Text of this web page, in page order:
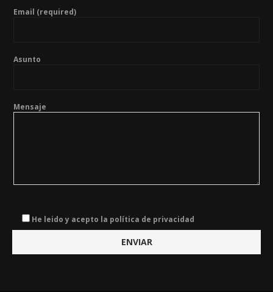
Email (required)
Asunto
Mensaje
He leido y acepto la política de privacidad